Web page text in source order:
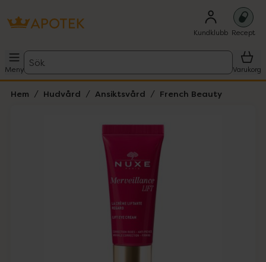
Kundklubb Recept
Meny
Sök
Varukorg
Hem Hudvård Ansiktsvård French Beauty